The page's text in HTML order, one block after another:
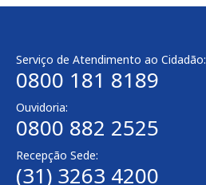
Serviço de Atendimento ao Cidadão:
0800 181 8189
Ouvidoria:
0800 882 2525
Recepção Sede:
(31) 3263 4200